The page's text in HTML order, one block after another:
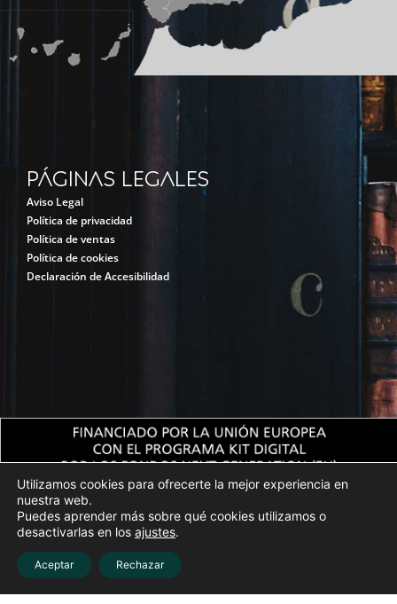
Páginas legales
Aviso Legal
Política de privacidad
Política de ventas
Política de cookies
Declaración de Accesibilidad
Utilizamos cookies para ofrecerte la mejor experiencia en
nuestra web.
Puedes aprender más sobre qué cookies utilizamos o
desactivarlas en los ajustes.
Aceptar Rechazar